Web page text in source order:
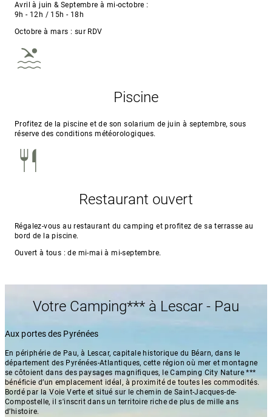
Avril à juin & Septembre à mi-octobre :
9h - 12h / 15h - 18h
Octobre à mars : sur RDV
Piscine
Profitez de la piscine et de son solarium de juin à septembre, sous
réserve des conditions météorologiques.
Restaurant ouvert
Régalez-vous au restaurant du camping et profitez de sa terrasse au
bord de la piscine.
Ouvert à tous : de mi-mai à mi-septembre.
Votre Camping*** à Lescar - Pau
Aux portes des Pyrénées
En périphérie de Pau, à Lescar, capitale historique du Béarn, dans le
département des Pyrénées-Atlantiques, cette région où mer et montagne
se côtoient dans des paysages magnifiques, le Camping City Nature ***
bénéficie d’un emplacement idéal, à proximité de toutes les commodités.
Bordé par la Voie Verte et situé sur le chemin de Saint-Jacques-de-
Compostelle, il s'inscrit dans un territoire riche de plus de mille ans
d’histoire.